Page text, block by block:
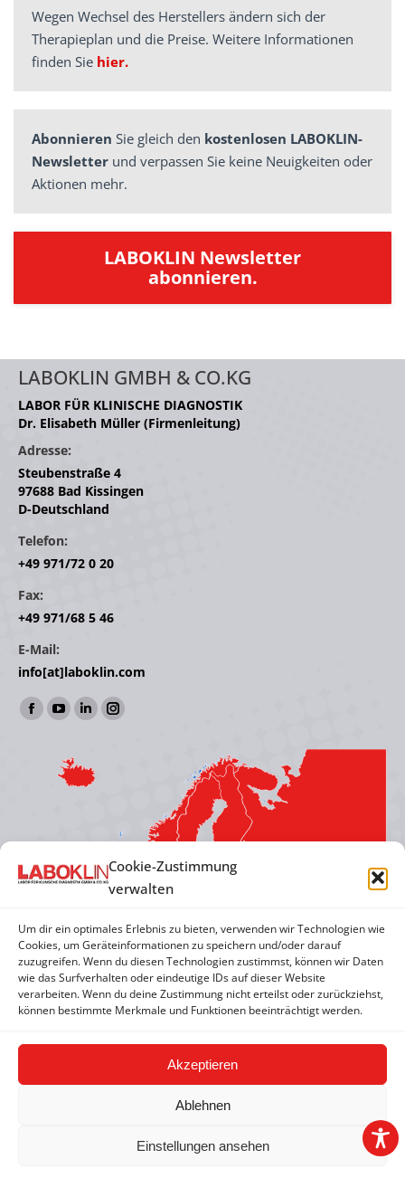
Cookie-Zustimmung
verwalten
Um dir ein optimales Erlebnis zu bieten, verwenden wir Technologien wie
Cookies, um Geräteinformationen zu speichern und/oder darauf
zuzugreifen. Wenn du diesen Technologien zustimmst, können wir Daten
wie das Surfverhalten oder eindeutige IDs auf dieser Website
verarbeiten. Wenn du deine Zustimmung nicht erteilst oder zurückziehst,
können bestimmte Merkmale und Funktionen beeinträchtigt werden.
Akzeptieren
Ablehnen
Einstellungen ansehen
Wegen Wechsel des Herstellers ändern sich der
Therapieplan und die Preise. Weitere Informationen
finden Sie hier.
Abonnieren Sie gleich den kostenlosen LABOKLIN-
Newsletter und verpassen Sie keine Neuigkeiten oder
Aktionen mehr.
LABOKLIN Newsletter
abonnieren.
LABOKLIN GMBH & CO.KG
LABOR FÜR KLINISCHE DIAGNOSTIK
Dr. Elisabeth Müller (Firmenleitung)
Adresse:
Steubenstraße 4
97688 Bad Kissingen
D-Deutschland
Telefon:
+49 971/72 0 20
Fax:
+49 971/68 5 46
E-Mail:
info[at]laboklin.com
Finden Sie uns auf:
Facebook
opens
YouTube
opens
in
Linkedin
opens
in
window
Instagram
window